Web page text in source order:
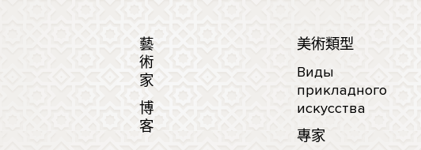
藝
術
家
博
客
美術類型
Виды
прикладного
искусства
專家